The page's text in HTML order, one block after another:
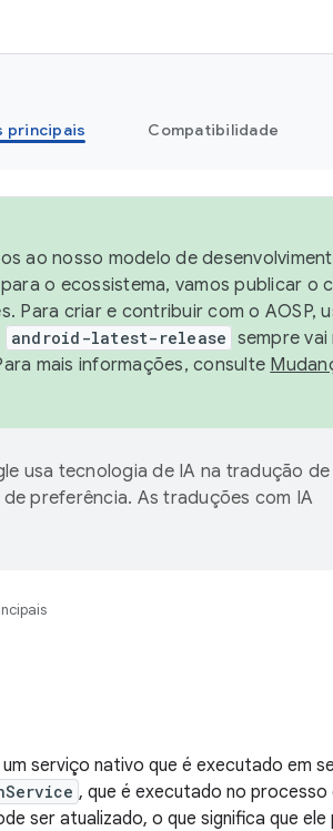
principais Compatibilidade
ao nosso modelo de
o ecossistema, vamos publicar o
Para criar e contribuir com o AOSP,
android-latest-release sempre
mais informações, consulte
usa tecnologia de IA na tradução de
preferência. As traduções com IA
serviço nativo que é executado em
, que é executado no
ser atualizado, o que significa que